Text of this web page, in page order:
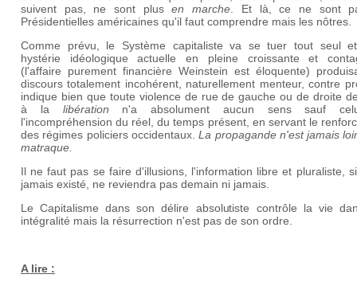
suivent pas, ne sont plusen marche . Et là, ce ne sont
Présidentielles américaines qu'il faut comprendre mais les nôtres.
Comme prévu, le Système capitaliste va se tuer tout seul
hystérie idéologique actuelle en pleine croissante et
(l'affaire purement financière Weinstein est éloquente)
discours totalement incohérent, naturellement menteur, contre
indique bien que toute violence de rue de gauche ou de droite
à la libération n'a absolument aucun sens sauf
l'incompréhension du réel, du temps présent, en servant le
des régimes policiers occidentaux.La propagande n'est jamais
matraque.
Il ne faut pas se faire d'illusions, l'information libre et pluraliste,
jamais existé, ne reviendra pas demain ni jamais.
Le Capitalisme dans son délire absolutiste contrôle la vie
intégralité mais la résurrection n'est pas de son ordre.
A lire :